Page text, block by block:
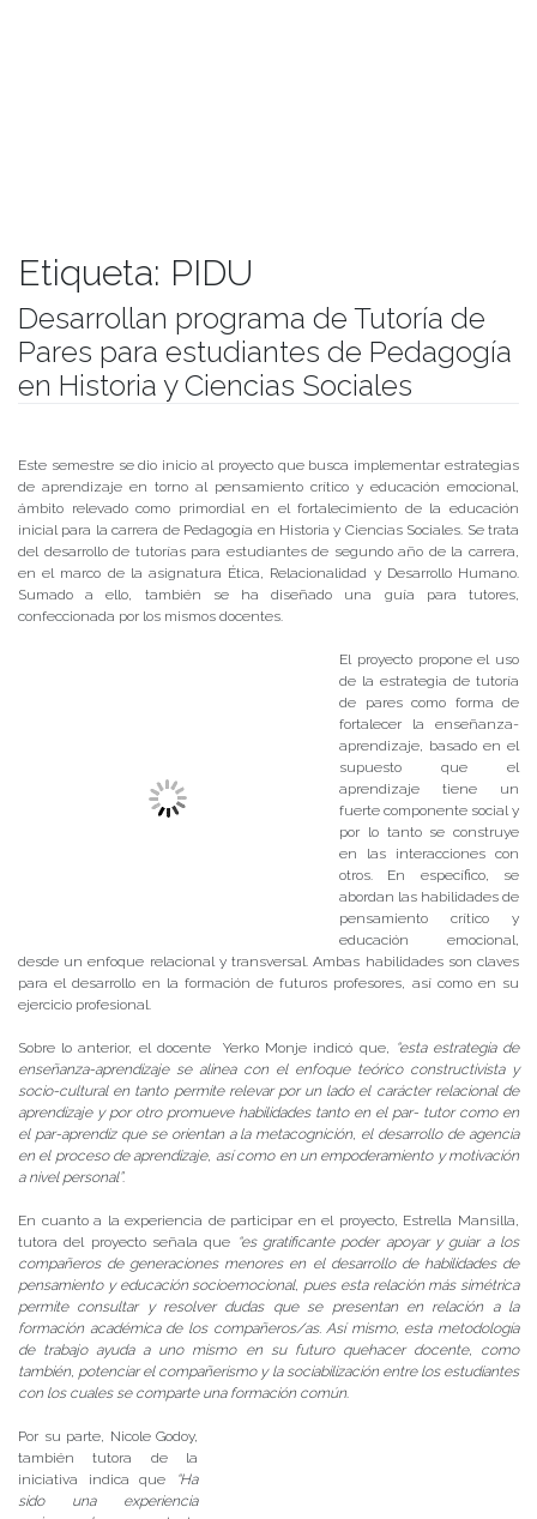
Etiqueta: PIDU
Desarrollan programa de Tutoría de
Pares para estudiantes de Pedagogía
en Historia y Ciencias Sociales
Este semestre se dio inicio al proyecto que busca implementar estrategias
de aprendizaje en torno al pensamiento crítico y educación emocional,
ámbito relevado como primordial en el fortalecimiento de la educación
inicial para la carrera de Pedagogía en Historia y Ciencias Sociales. Se trata
del desarrollo de tutorías para estudiantes de segundo año de la carrera,
en el marco de la asignatura Ética, Relacionalidad y Desarrollo Humano.
Sumado a ello, también se ha diseñado una guía para tutores,
confeccionada por los mismos docentes.
El proyecto propone el uso
de la estrategia de tutoría
de pares como forma de
fortalecer la enseñanza-
aprendizaje, basado en el
supuesto que el
aprendizaje tiene un
fuerte componente social y
por lo tanto se construye
en las interacciones con
otros. En específico, se
abordan las habilidades de
pensamiento crítico y
educación emocional,
desde un enfoque relacional y transversal. Ambas habilidades son claves
para el desarrollo en la formación de futuros profesores, así como en su
ejercicio profesional.
Sobre lo anterior, el docente Yerko Monje indicó que, “esta estrategia de
enseñanza-aprendizaje se alinea con el enfoque teórico constructivista y
socio-cultural en tanto permite relevar por un lado el carácter relacional de
aprendizaje y por otro promueve habilidades tanto en el par- tutor como en
el par-aprendiz que se orientan a la metacognición, el desarrollo de agencia
en el proceso de aprendizaje, así como en un empoderamiento y motivación
a nivel personal”.
En cuanto a la experiencia de participar en el proyecto, Estrella Mansilla,
tutora del proyecto señala que “es gratificante poder apoyar y guiar a los
compañeros de generaciones menores en el desarrollo de habilidades de
pensamiento y educación socioemocional, pues esta relación más simétrica
permite consultar y resolver dudas que se presentan en relación a la
formación académica de los compañeros/as. Así mismo, esta metodología
de trabajo ayuda a uno mismo en su futuro quehacer docente, como
también, potenciar el compañerismo y la sociabilización entre los estudiantes
con los cuales se comparte una formación común.
Por su parte, Nicole Godoy,
también tutora de la
iniciativa indica que
“Ha
sido una experiencia